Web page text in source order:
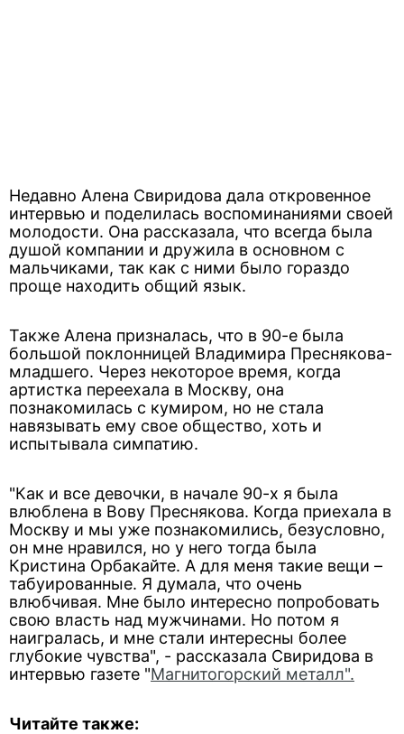
Недавно Алена Свиридова дала откровенное
интервью и поделилась воспоминаниями своей
молодости. Она рассказала, что всегда была
душой компании и дружила в основном с
мальчиками, так как с ними было гораздо
проще находить общий язык.
Также Алена призналась, что в 90-е была
большой поклонницей Владимира Преснякова-
младшего. Через некоторое время, когда
артистка переехала в Москву, она
познакомилась с кумиром, но не стала
навязывать ему свое общество, хоть и
испытывала симпатию.
"Как и все девочки, в начале 90-х я была
влюблена в Вову Преснякова. Когда приехала в
Москву и мы уже познакомились, безусловно,
он мне нравился, но у него тогда была
Кристина Орбакайте. А для меня такие вещи –
табуированные. Я думала, что очень
влюбчивая. Мне было интересно попробовать
свою власть над мужчинами. Но потом я
наигралась, и мне стали интересны более
глубокие чувства", - рассказала Свиридова в
интервью газете "Магнитогорский металл".
Читайте также: